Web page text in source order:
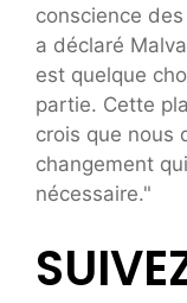
conscience
a déclaré
est quelque
partie. Cette
crois que nous
changement
nécessaire."